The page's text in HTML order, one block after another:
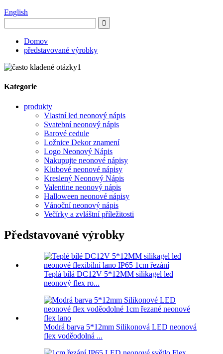
English
Domov
představované výrobky
Kategorie
produkty
Vlastní led neonový nápis
Svatební neonový nápis
Barové cedule
Ložnice Dekor znamení
Logo Neonový Nápis
Nakupujte neonové nápisy
Klubové neonové nápisy
Kreslený Neonový Nápis
Valentine neonový nápis
Halloween neonové nápisy
Vánoční neonový nápis
Večírky a zvláštní příležitosti
Představované výrobky
Teplá bílá DC12V 5*12MM silikagel led
neonový flex ro...
Modrá barva 5*12mm Silikonová LED neonová
flex voděodolná ...